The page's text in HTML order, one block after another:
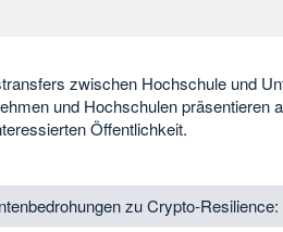
zwischen Hochschule und
und Hochschulen
Öffentlichkeit.
zu